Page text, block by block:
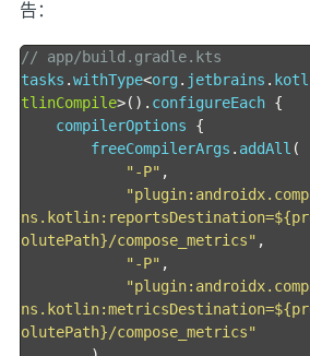
告：
// app/build.gradle.kts
tasks .withType<org . jetbrains .
tlinCompile>(). configureEach {
compilerOptions {
freeCompilerArgs . addAll (
"-P" ,
olutePath}/compose_metrics" ,
"-P" ,
olutePath}/compose_metrics"